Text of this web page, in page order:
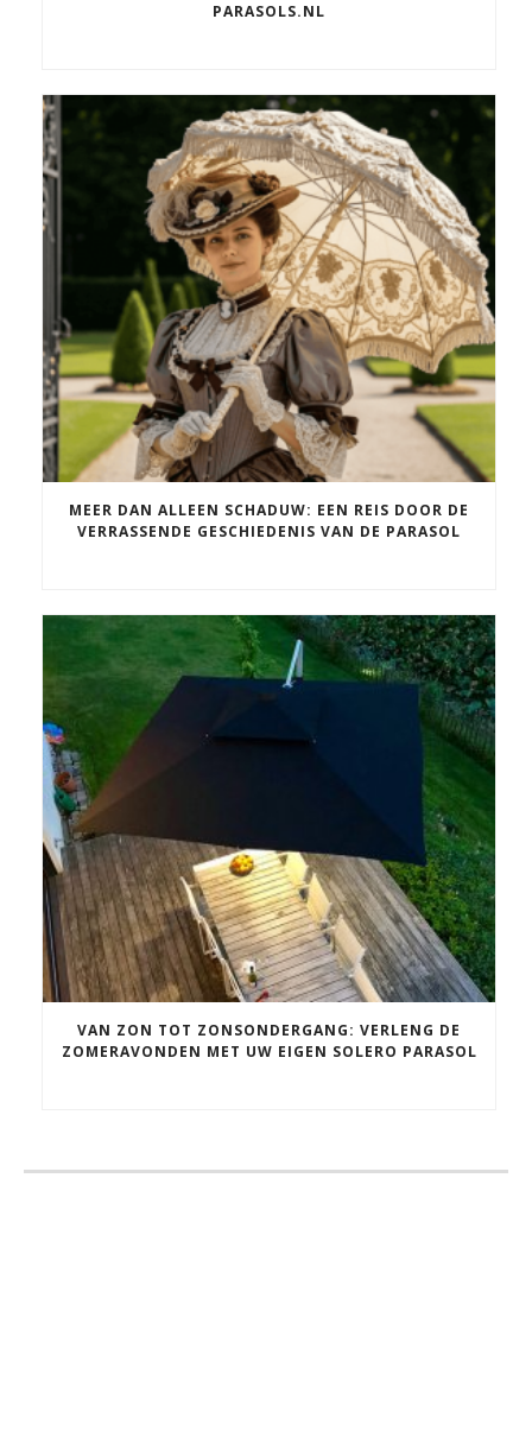
PARASOLS.NL
MEER DAN ALLEEN SCHADUW: EEN REIS DOOR DE
VERRASSENDE GESCHIEDENIS VAN DE PARASOL
VAN ZON TOT ZONSONDERGANG: VERLENG DE
ZOMERAVONDEN MET UW EIGEN SOLERO PARASOL